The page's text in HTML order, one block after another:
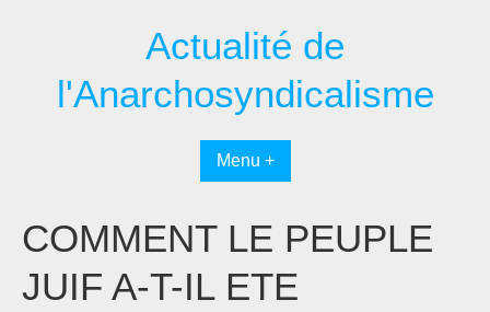
Actualité de
l'Anarchosyndicalisme
Menu +
COMMENT LE PEUPLE
JUIF A-T-IL ETE